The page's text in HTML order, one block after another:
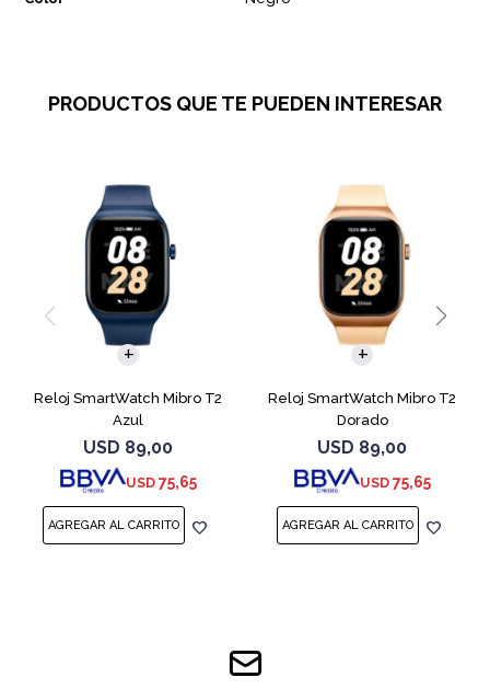
PRODUCTOS QUE TE PUEDEN INTERESAR
Reloj SmartWatch Mibro T2
Azul
USD 89,00
USD 75,65
Reloj SmartWatch Mibro T2
Dorado
USD 89,00
USD 75,65